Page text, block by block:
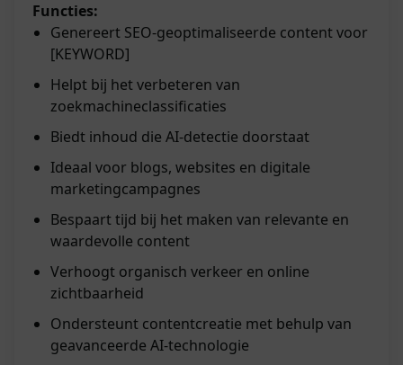
Functies:
Genereert SEO-geoptimaliseerde content voor
[KEYWORD]
Helpt bij het verbeteren van
zoekmachineclassificaties
Biedt inhoud die AI-detectie doorstaat
Ideaal voor blogs, websites en digitale
marketingcampagnes
Bespaart tijd bij het maken van relevante en
waardevolle content
Verhoogt organisch verkeer en online
zichtbaarheid
Ondersteunt contentcreatie met behulp van
geavanceerde AI-technologie